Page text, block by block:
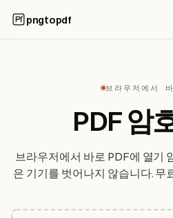
pngtopdf
브라우저에서
PDF 암
브라우저에서 바로 PDF에 열기
은 기기를 벗어나지 않습니다. 무